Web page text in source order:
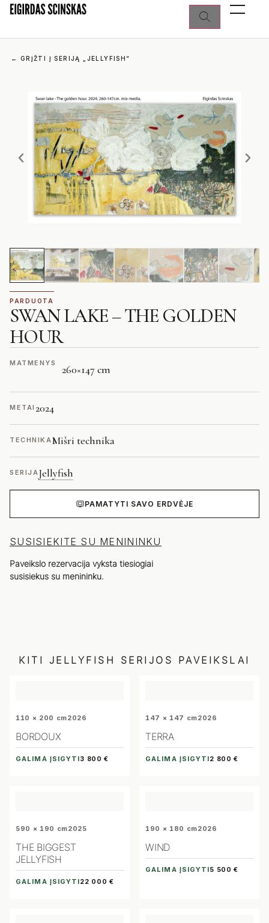
← GRĮŽTI Į SERIJĄ „JELLYFISH“
PARDUOTA
SWAN LAKE – THE GOLDEN
HOUR
MATMENYS 260×147 cm
METAI 2024
TECHNIKAMišri technika
SERIJAJellyfish
PAMATYTI SAVO ERDVĖJE
SUSISIEKITE SU MENININKU
Paveikslo rezervacija vyksta tiesiogiai
susisiekus su menininku.
KITI JELLYFISH SERIJOS PAVEIKSLAI
110 × 200 cm2026
BORDOUX
GALIMA ĮSIGYTI3 800 €
147 × 147 cm2026
TERRA
GALIMA ĮSIGYTI2 800 €
590 × 190 cm2025
THE BIGGEST
JELLYFISH
GALIMA ĮSIGYTI22 000 €
190 × 180 cm2026
WIND
GALIMA ĮSIGYTI5 500 €